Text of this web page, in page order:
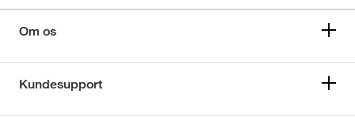
Om os
Kundesupport